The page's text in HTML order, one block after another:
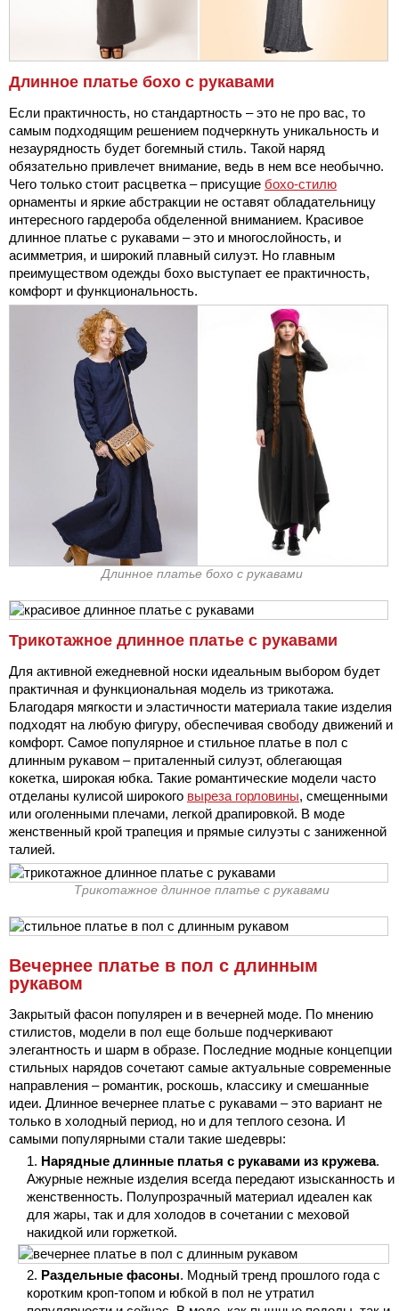
Длинное платье бохо с рукавами
Если практичность, но стандартность – это не про вас, то
самым подходящим решением подчеркнуть уникальность и
незаурядность будет богемный стиль. Такой наряд
обязательно привлечет внимание, ведь в нем все необычно.
Чего только стоит расцветка – присущие бохо-стилю
орнаменты и яркие абстракции не оставят обладательницу
интересного гардероба обделенной вниманием. Красивое
длинное платье с рукавами – это и многослойность, и
асимметрия, и широкий плавный силуэт. Но главным
преимуществом одежды бохо выступает ее практичность,
комфорт и функциональность.
Длинное платье бохо с рукавами
Трикотажное длинное платье с рукавами
Для активной ежедневной носки идеальным выбором будет
практичная и функциональная модель из трикотажа.
Благодаря мягкости и эластичности материала такие изделия
подходят на любую фигуру, обеспечивая свободу движений и
комфорт. Самое популярное и стильное платье в пол с
длинным рукавом – приталенный силуэт, облегающая
кокетка, широкая юбка. Такие романтические модели часто
отделаны кулисой широкого выреза горловины, смещенными
или оголенными плечами, легкой драпировкой. В моде
женственный крой трапеция и прямые силуэты с заниженной
талией.
Трикотажное длинное платье с рукавами
Вечернее платье в пол с длинным
рукавом
Закрытый фасон популярен и в вечерней моде. По мнению
стилистов, модели в пол еще больше подчеркивают
элегантность и шарм в образе. Последние модные концепции
стильных нарядов сочетают самые актуальные современные
направления – романтик, роскошь, классику и смешанные
идеи. Длинное вечернее платье с рукавами – это вариант не
только в холодный период, но и для теплого сезона. И
самыми популярными стали такие шедевры:
Нарядные длинные платья с рукавами из кружева.
Ажурные нежные изделия всегда передают изысканность и
женственность. Полупрозрачный материал идеален как
для жары, так и для холодов в сочетании с меховой
накидкой или горжеткой.
Раздельные фасоны. Модный тренд прошлого года с
коротким кроп-топом и юбкой в пол не утратил